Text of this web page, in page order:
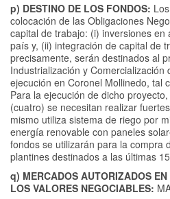
p) DESTINO DE LOS FONDOS:
colocación de las Obligaciones
capital de trabajo: (i) inversiones en
país y, (ii) integración de capital de
precisamente, serán destinados al
Industrialización y Comercialización
ejecución en Coronel Mollinedo, tal
Para la ejecución de dicho
(cuatro) se necesitan realizar
mismo utiliza sistema de riego por
energía renovable con paneles
fondos se utilizarán para la compra
plantines destinados a las últimas
q) MERCADOS AUTORIZADOS
LOS VALORES NEGOCIABLES: